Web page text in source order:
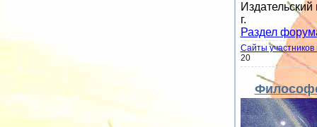
г.
Раздел
Сайты участников
20